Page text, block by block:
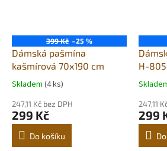
399 Kč –25 %
Dámská pašmína
kašmírová 70x190 cm
Skladem (4 ks)
247,11 Kč bez DPH
299 Kč
Do košíku
H-
247,11
299